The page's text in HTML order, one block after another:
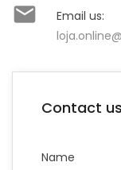

Email us:
Contact us
Name